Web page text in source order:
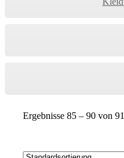
Ergebnisse 85 – 90 von